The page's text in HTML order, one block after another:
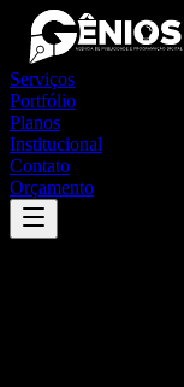
Serviços
Portfólio
Planos
Institucional
Contato
Orçamento